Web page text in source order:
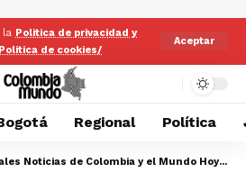
la Politica de privacidad y
Politica de cookies/
Aceptar
Regional Política
Colombia Mundo - Principales Noticias de Colombia y el Mundo Hoy
>